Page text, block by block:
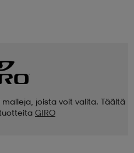
joista voit valita. Täältä
GIRO